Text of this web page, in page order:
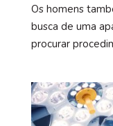
Os homens
busca de uma
procurar